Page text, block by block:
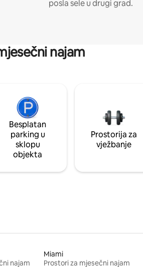
posla sele u drugi grad.
najam
Besplatan
parking u
sklopu
objekta
Prostorija za
vježbanje
najam
Miami
Prostori za mjesečni najam